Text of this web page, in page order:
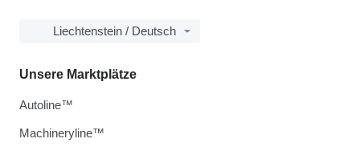
Liechtenstein / Deutsch
Unsere Marktplätze
Autoline™
Machineryline™